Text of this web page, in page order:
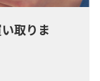
取りま